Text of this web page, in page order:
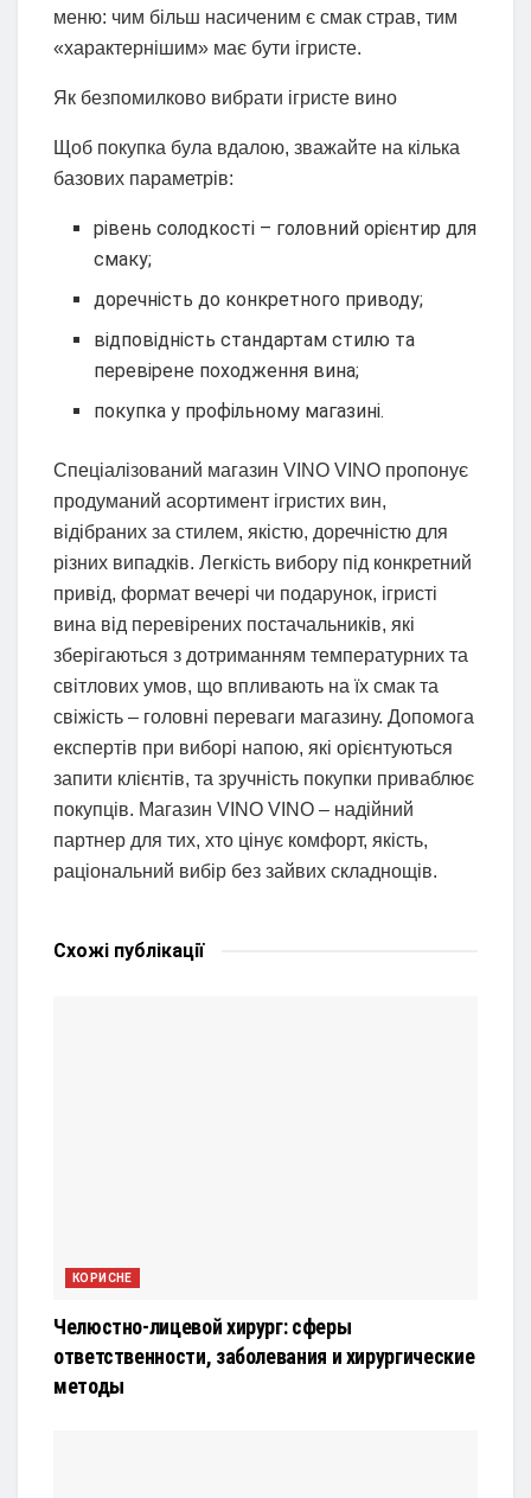
меню: чим більш насиченим є смак страв, тим
«характернішим» має бути ігристе.
Як безпомилково вибрати ігристе вино
Щоб покупка була вдалою, зважайте на кілька
базових параметрів:
рівень солодкості – головний орієнтир для
смаку;
доречність до конкретного приводу;
відповідність стандартам стилю та
перевірене походження вина;
покупка у профільному магазині.
Спеціалізований магазин VINO VINO пропонує
продуманий асортимент ігристих вин,
відібраних за стилем, якістю, доречністю для
різних випадків. Легкість вибору під конкретний
привід, формат вечері чи подарунок, ігристі
вина від перевірених постачальників, які
зберігаються з дотриманням температурних та
світлових умов, що впливають на їх смак та
свіжість – головні переваги магазину. Допомога
експертів при виборі напою, які орієнтуються
запити клієнтів, та зручність покупки приваблює
покупців. Магазин VINO VINO – надійний
партнер для тих, хто цінує комфорт, якість,
раціональний вибір без зайвих складнощів.
Схожі публікації
КОРИСНЕ
Челюстно-лицевой хирург: сферы
ответственности, заболевания и хирургические
методы